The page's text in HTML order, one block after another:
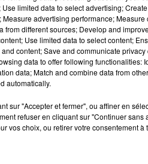
Le jeu est
limited data to select advertising;
advertising performance;
from different sources; Develop and
Use limited data to select content;
content; Save and communicate
data to offer following functionalities:
data; Match and combine data from
automatically.
sur "Accepter et fermer", ou affiner en
refuser en cliquant sur "Continuer
vos choix, ou retirer votre consentement